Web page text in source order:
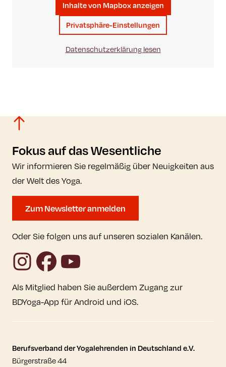
Inhalte von Mapbox anzeigen
Privatsphäre-Einstellungen
Datenschutzerklärung lesen
Fokus auf das Wesentliche
Wir informieren Sie regelmäßig über Neuigkeiten aus
der Welt des Yoga.
Zum Newsletter anmelden
Oder Sie folgen uns auf unseren sozialen Kanälen.
InstagramFacebookYouTube
Als Mitglied haben Sie außerdem Zugang zur
BDYoga-App für Android und iOS.
Kontaktdaten und weitere Links
Berufsverband der Yogalehrenden in Deutschland e.V.
Bürgerstraße 44